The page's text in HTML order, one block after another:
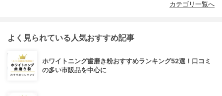
カテゴリ一覧へ
よく見られている人気おすすめ記事
ホワイトニング歯磨き粉おすすめランキング52選！口コミ
の多い市販品を中心に